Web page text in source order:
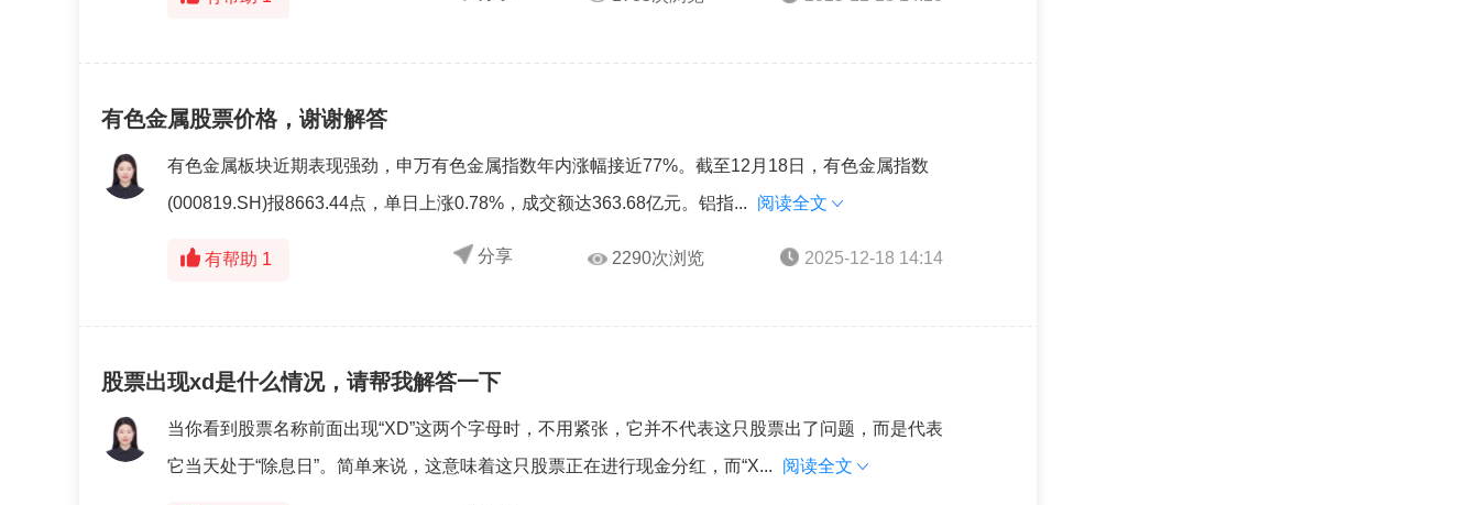
有色金属股票价格，谢谢解答
有色金属板块近期表现强劲，申万有色金属指数年内涨幅接近77%。截至12月18日，有色金属指数
(000819.SH)报8663.44点，单日上涨0.78%，成交额达363.68亿元。铝指...
阅读全文
有帮助 1 分享 2290次浏览 2025-12-18 14:14
股票出现xd是什么情况，请帮我解答一下
当你看到股票名称前面出现“XD”这两个字母时，不用紧张，它并不代表这只股票出了问题，而是代表
它当天处于“除息日”。简单来说，这意味着这只股票正在进行现金分红，而“X...
阅读全文